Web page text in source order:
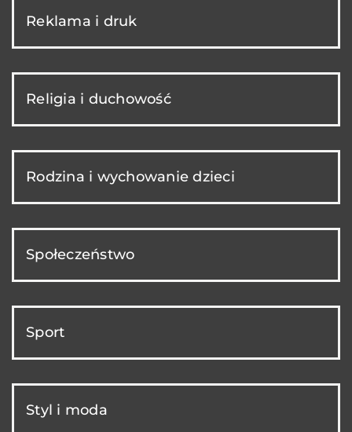
Reklama i druk
Religia i duchowość
Rodzina i wychowanie dzieci
Społeczeństwo
Sport
Styl i moda